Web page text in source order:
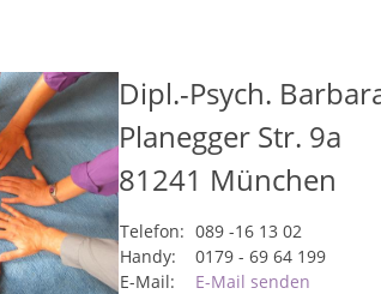
Dipl.-Psych.
Planegger Str. 9a
81241 München
Telefon: 089 -16 13 02
Handy:
0179 - 69 64 199
E-Mail:
E-Mail senden